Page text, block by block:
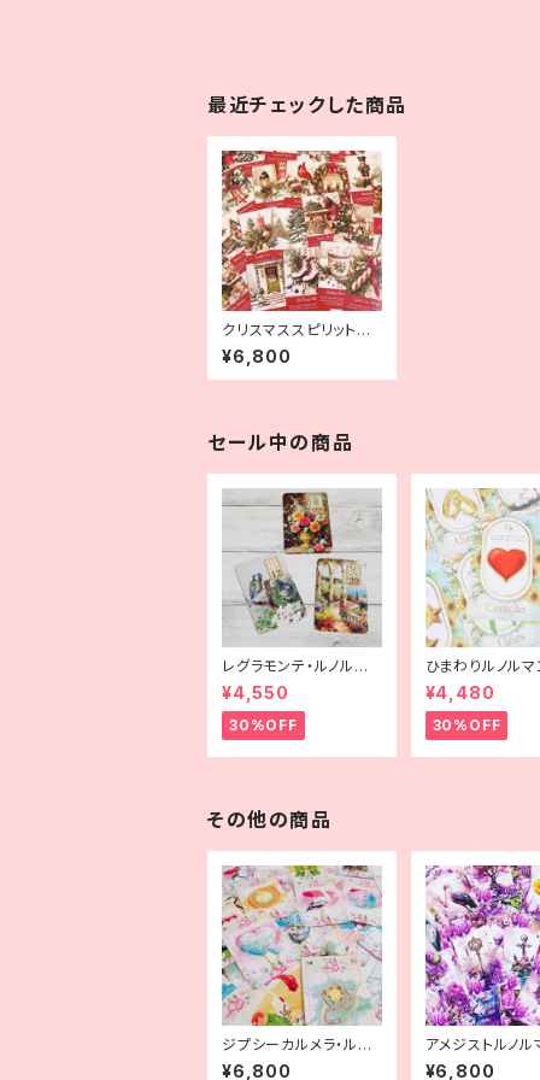
最近チェックした商品
クリスマススピリットオ
ラクル
¥6,800
セール中の商品
レグラモンテ・ルノルマ
ン
¥4,550
30%OFF
ひまわりルノルマ
¥4,480
30%OFF
その他の商品
ジプシーカルメラ・ルノ
ルマン
¥6,800
アメジストルノル
¥6,800